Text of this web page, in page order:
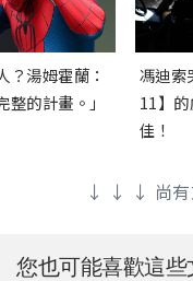
？湯姆霍蘭：
的計畫。」
馮迪索
11】
佳！
↓ ↓ ↓ 尚有
您也可能喜歡這些